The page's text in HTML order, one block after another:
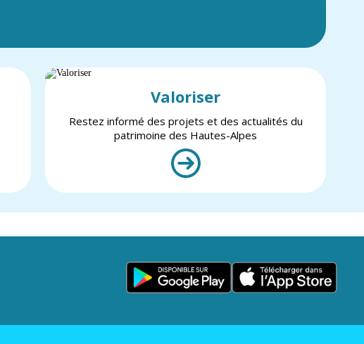
Valoriser
Restez informé des projets et des actualités du
patrimoine des Hautes-Alpes